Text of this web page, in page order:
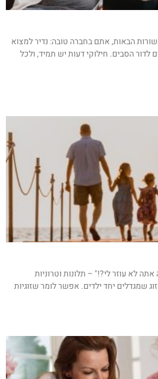
הבאות, אתם בחברה טובה: נדיר למצוא
לדור הסבים. חילוקי דעות יש תמיד, ולכל
לא עוזר לי?!" – תלונות וטרוניות
זוג שמגדלים יחד ילדים. אפשר לומר שזוגיות